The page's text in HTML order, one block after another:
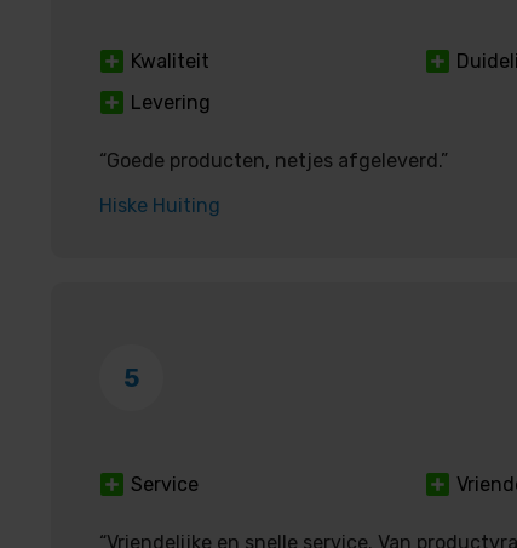
Kwaliteit
Levering
“Goede producten, netjes afgeleverd.”
Hiske Huiting
5
Service
“Vriendelijke en snelle service. Van